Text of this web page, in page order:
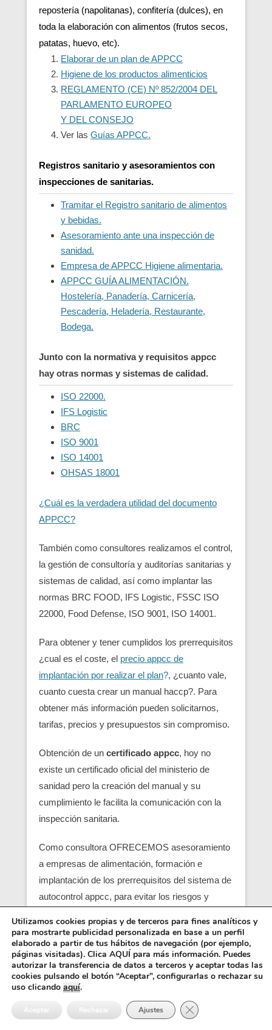
repostería (napolitanas), confitería (dulces), en
toda la elaboración con alimentos (frutos secos,
patatas, huevo, etc).
Elaborar de un plan de APPCC
Higiene de los productos alimenticios
REGLAMENTO (CE) Nº 852/2004 DEL
PARLAMENTO EUROPEO
Y DEL CONSEJO
Ver las Guías APPCC.
Registros sanitario y asesoramientos con
inspecciones de sanitarias.
Tramitar el Registro sanitario de alimentos
y bebidas.
Asesoramiento ante una inspección de
sanidad.
Empresa de APPCC Higiene alimentaria.
APPCC GUÍA ALIMENTACIÓN.
Hostelería, Panadería, Carnicería,
Pescadería, Heladería, Restaurante,
Bodega.
Junto con la normativa y requisitos appcc
hay otras normas y sistemas de calidad.
ISO 22000.
IFS Logistic
BRC
ISO 9001
ISO 14001
OHSAS 18001
¿Cuál es la verdadera utilidad del documento
APPCC?
También como consultores realizamos el control,
la gestión de consultoría y auditorías sanitarias y
sistemas de calidad, así como implantar las
normas BRC FOOD, IFS Logistic, FSSC ISO
22000, Food Defense, ISO 9001, ISO 14001.
Para obtener y tener cumplidos los prerrequisitos
¿cual es el coste, el precio appcc de
implantación por realizar el plan?, ¿cuanto vale,
cuanto cuesta crear un manual haccp?. Para
obtener más información pueden solicitarnos,
tarifas, precios y presupuestos sin compromiso.
Obtención de un certificado appcc, hoy no
existe un certificado oficial del ministerio de
sanidad pero la creación del manual y su
cumplimiento le facilita la comunicación con la
inspección sanitaria.
Como consultora OFRECEMOS asesoramiento
a empresas de alimentación, formación e
implantación de los prerrequisitos del sistema de
autocontrol appcc, para evitar los riesgos y
localizando en su empresa los pcc (puntos
críticos) y obtener un servicio con una correcta
seguridad alimentaria.
Entre los requisitos está el control y el análisis de
cada punto crítico, junto con el registro sanitario,
Utilizamos cookies propias y de terceros para fines analíticos y
para mostrarte publicidad personalizada en base a un perfil
elaborado a partir de tus hábitos de navegación (por ejemplo,
páginas visitadas). Clica AQUÍ para más información. Puedes
autorizar la transferencia de datos a terceros y aceptar todas las
cookies pulsando el botón “Aceptar”, configurarlas o rechazar su
uso clicando aquí.
Aceptar Rechazar Ajustes Cerrar el banner de